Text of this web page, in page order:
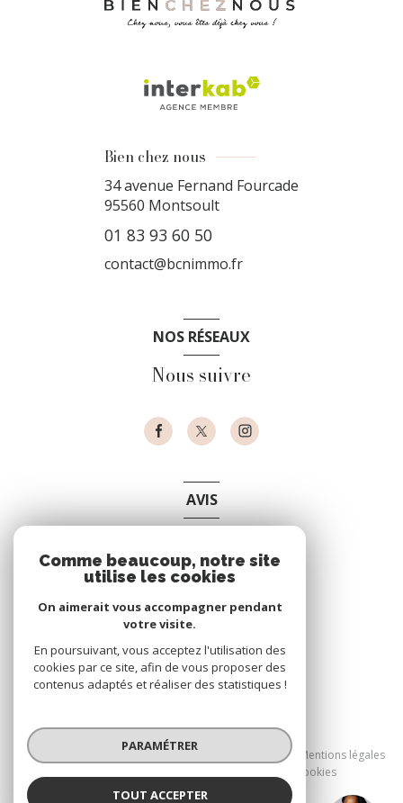
Bien chez nous
34 avenue Fernand Fourcade
95560 Montsoult
01 83 93 60 50
contact@bcnimmo.fr
NOS RÉSEAUX
Nous suivre
AVIS
© 2026 | Tous droits réservés
Nos partenaires
Nos honoraires
Mentions légales
Cookies
Comme beaucoup, notre site
utilise les cookies
On aimerait vous accompagner pendant
votre visite.
En poursuivant, vous acceptez l'utilisation des
cookies par ce site, afin de vous proposer des
contenus adaptés et réaliser des statistiques !
PARAMÉTRER
TOUT ACCEPTER